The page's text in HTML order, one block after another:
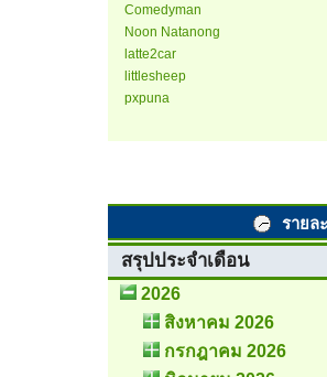
Comedyman
Noon Natanong
latte2car
littlesheep
pxpuna
รายล
สรุปประจำเดือน
2026
สิงหาคม 2026
กรกฎาคม 2026